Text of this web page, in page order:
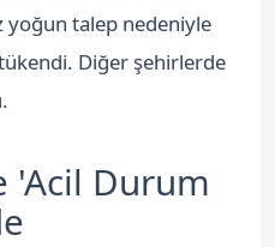
yoğun talep nedeniyle
Diğer şehirlerde
'Acil Durum